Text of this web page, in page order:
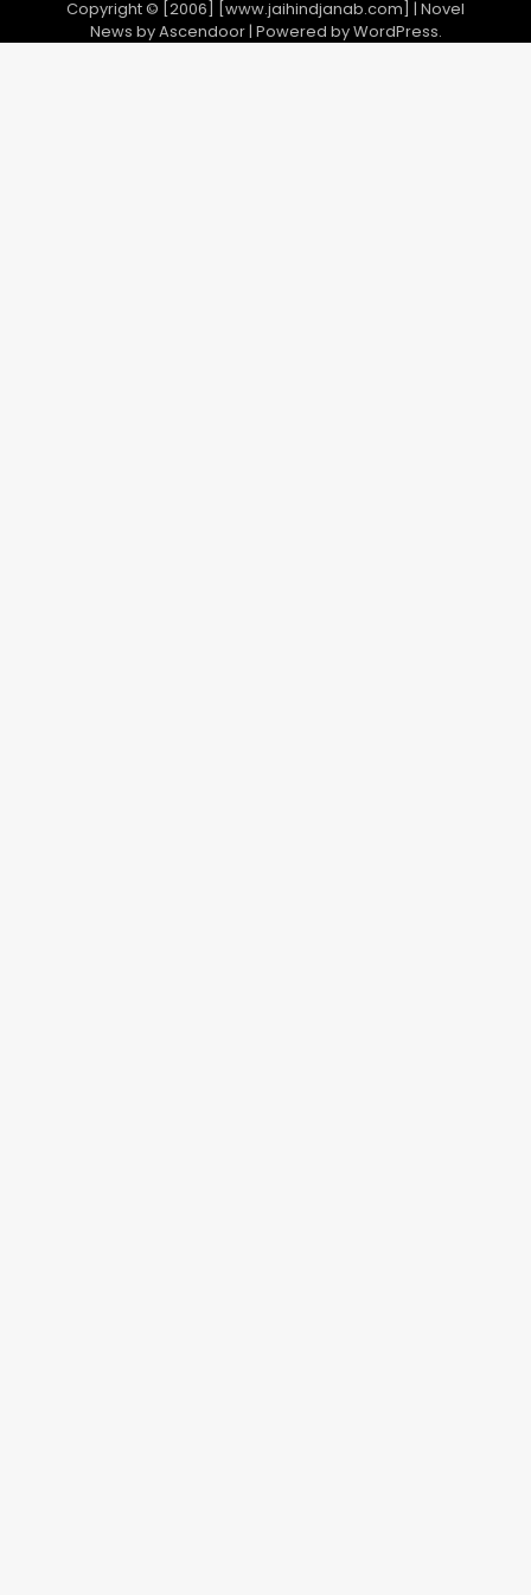
Copyright © [2006] [www.jaihindjanab.com] | Novel
News byAscendoor| Powered byWordPress.